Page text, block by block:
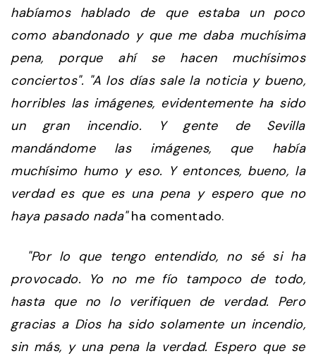
habíamos hablado de que estaba un poco
como abandonado y que me daba muchísima
pena, porque ahí se hacen muchísimos
conciertos". "A los días sale la noticia y bueno,
horribles las imágenes, evidentemente ha sido
un gran incendio. Y gente de Sevilla
mandándome las imágenes, que había
muchísimo humo y eso. Y entonces, bueno, la
verdad es que es una pena y espero que no
haya pasado nada"ha comentado.
"Por lo que tengo entendido, no sé si ha
provocado. Yo no me fío tampoco de todo,
hasta que no lo verifiquen de verdad. Pero
gracias a Dios ha sido solamente un incendio,
sin más, y una pena la verdad. Espero que se